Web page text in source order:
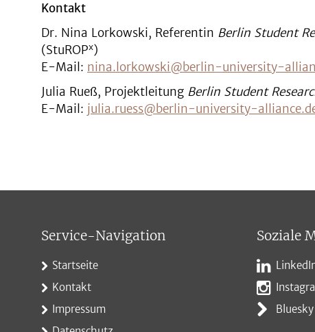
Kontakt
Dr. Nina Lorkowski, Referentin Berlin Student
(StuROPx)
E-Mail: nina.lorkowski@berlin-university-
Julia Rueß, Projektleitung Berlin Student
E-Mail: julia.ruess@berlin-university-
Service-Navigation
Startseite
Kontakt
Impressum
Soziale
Bluesky